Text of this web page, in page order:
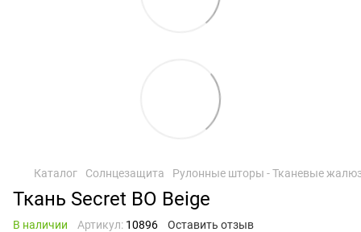
Каталог Солнцезащита Рулонные шторы - Тканевые
Ткань Secret BO Beige
В наличии Артикул: 10896 Оставить отзыв